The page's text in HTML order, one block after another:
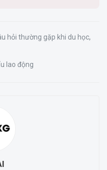
hỏi thường gặp khi du học
lao động